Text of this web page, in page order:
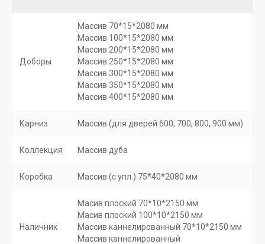
Доборы
Массив 70*15*2080 мм
Массив 100*15*2080 мм
Массив 200*15*2080 мм
Массив 250*15*2080 мм
Массив 300*15*2080 мм
Массив 350*15*2080 мм
Массив 400*15*2080 мм
Карниз Массив (для дверей 600, 700, 800, 900 мм)
Коллекция Массив дуба
Коробка Массив (с упл.) 75*40*2080 мм
Наличник
Масив плоский 70*10*2150 мм
Масив плоский 100*10*2150 мм
Массив каннелированный 70*10*2150 мм
Массив каннелированный